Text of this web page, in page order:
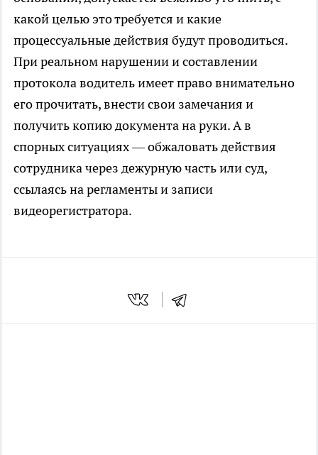
какой целью это требуется и какие
процессуальные действия будут проводиться.
При реальном нарушении и составлении
протокола водитель имеет право внимательно
его прочитать, внести свои замечания и
получить копию документа на руки. А в
спорных ситуациях — обжаловать действия
сотрудника через дежурную часть или суд,
ссылаясь на регламенты и записи
видеорегистратора.